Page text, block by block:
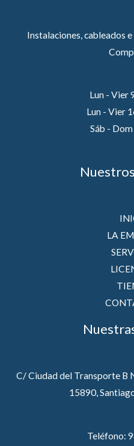
Instalaciones, cableados
Lun - Vier
Lun - Vier
Sáb -
LA
C/ Ciudad del Transporte B
15890,
Teléfono: